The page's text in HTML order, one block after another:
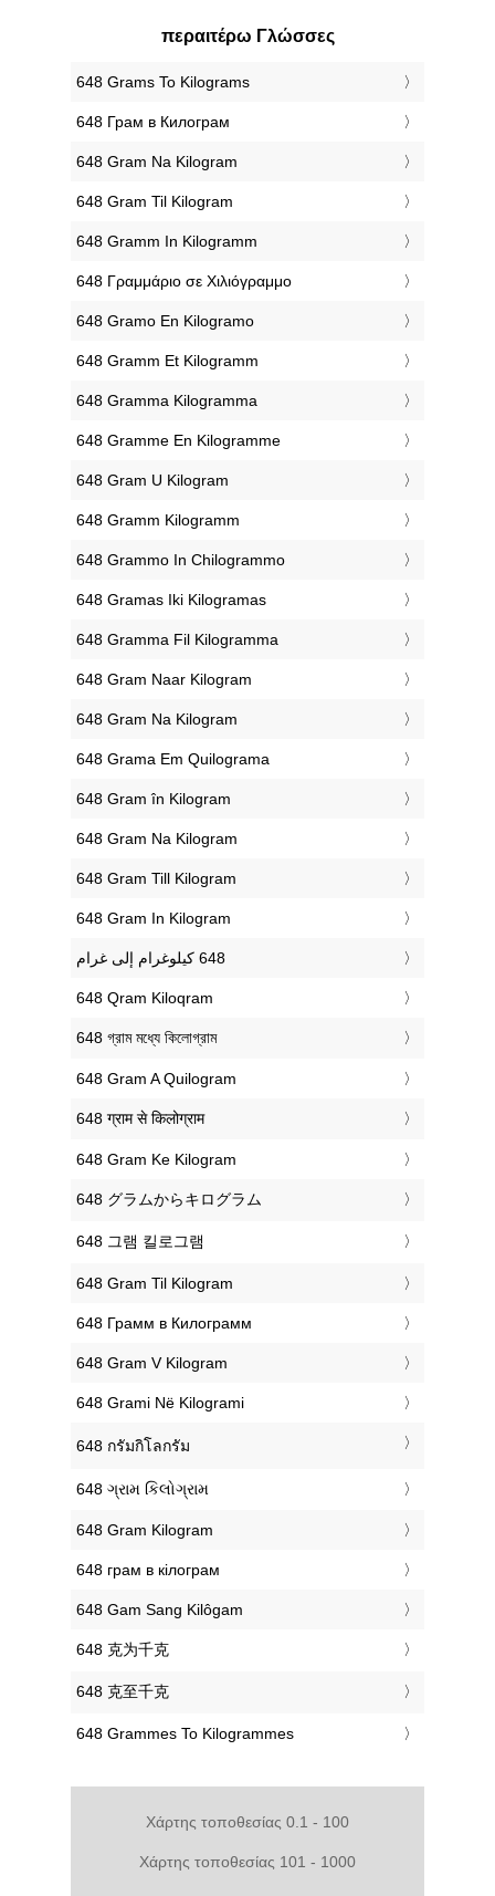
περαιτέρω Γλώσσες
‎648 Grams To Kilograms
‎648 Грам в Килограм
‎648 Gram Na Kilogram
‎648 Gram Til Kilogram
‎648 Gramm In Kilogramm
‎648 Γραμμάριο σε Χιλιόγραμμο
‎648 Gramo En Kilogramo
‎648 Gramm Et Kilogramm
‎648 Gramma Kilogramma
‎648 Gramme En Kilogramme
‎648 Gram U Kilogram
‎648 Gramm Kilogramm
‎648 Grammo In Chilogrammo
‎648 Gramas Iki Kilogramas
‎648 Gramma Fil Kilogramma
‎648 Gram Naar Kilogram
‎648 Gram Na Kilogram
‎648 Grama Em Quilograma
‎648 Gram în Kilogram
‎648 Gram Na Kilogram
‎648 Gram Till Kilogram
‎648 Gram In Kilogram
‎648 Qram Kiloqram
‎648 গ্রাম মধ্যে কিলোগ্রাম
‎648 Gram A Quilogram
‎648 ग्राम से किलोग्राम
‎648 Gram Ke Kilogram
‎648 グラムからキログラム
‎648 그램 킬로그램
‎648 Gram Til Kilogram
‎648 Грамм в Килограмм
‎648 Gram V Kilogram
‎648 Grami Në Kilogrami
‎648 กรัมกิโลกรัม
‎648 ગ્રામ કિલોગ્રામ
‎648 Gram Kilogram
‎648 грам в кілограм
‎648 Gam Sang Kilôgam
‎648 克为千克
‎648 克至千克
‎648 Grammes To Kilogrammes
Χάρτης τοποθεσίας 0.1 - 100
Χάρτης τοποθεσίας 101 - 1000